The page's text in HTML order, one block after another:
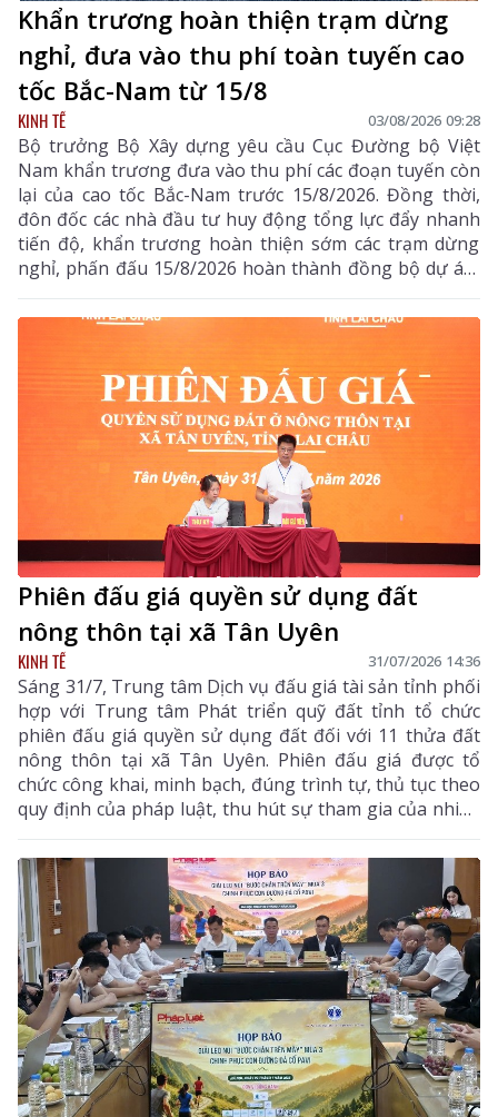
Khẩn trương hoàn thiện trạm dừng
nghỉ, đưa vào thu phí toàn tuyến cao
tốc Bắc-Nam từ 15/8
KINH TẾ 03/08/2026 09:28
Bộ trưởng Bộ Xây dựng yêu cầu Cục Đường bộ Việt
Nam khẩn trương đưa vào thu phí các đoạn tuyến còn
lại của cao tốc Bắc-Nam trước 15/8/2026. Đồng thời,
đôn đốc các nhà đầu tư huy động tổng lực đẩy nhanh
tiến độ, khẩn trương hoàn thiện sớm các trạm dừng
nghỉ, phấn đấu 15/8/2026 hoàn thành đồng bộ dự án,
triển khai thu phí các tuyến cao tốc
Phiên đấu giá quyền sử dụng đất
nông thôn tại xã Tân Uyên
KINH TẾ 31/07/2026 14:36
Sáng 31/7, Trung tâm Dịch vụ đấu giá tài sản tỉnh phối
hợp với Trung tâm Phát triển quỹ đất tỉnh tổ chức
phiên đấu giá quyền sử dụng đất đối với 11 thửa đất
nông thôn tại xã Tân Uyên. Phiên đấu giá được tổ
chức công khai, minh bạch, đúng trình tự, thủ tục theo
quy định của pháp luật, thu hút sự tham gia của nhiều
khách hàng có nhu cầu sử dụng đất và đầu tư.